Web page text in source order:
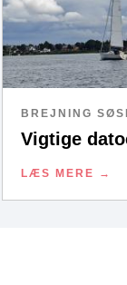
BREJNING
Vigtige
LÆS MERE